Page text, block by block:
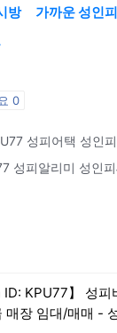
방 가까운 성인
0
KPU77】 성피
매장 임대/매매 -